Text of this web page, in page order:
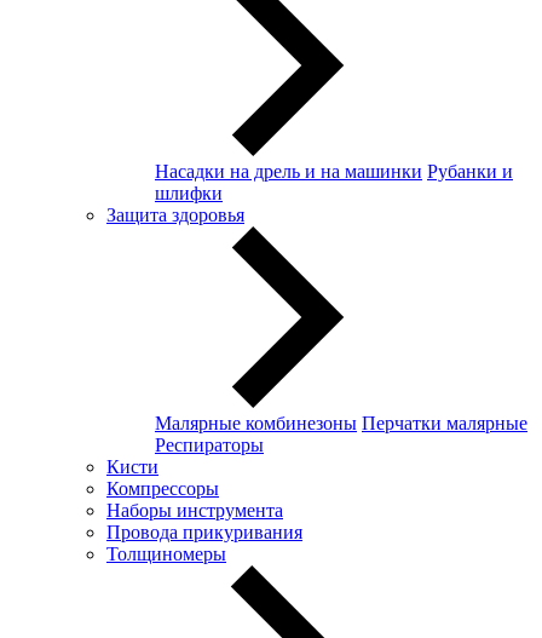
Насадки на дрель и на машинки Рубанки и
шлифки
Защита здоровья
Малярные комбинезоны Перчатки малярные
Респираторы
Кисти
Компрессоры
Наборы инструмента
Провода прикуривания
Толщиномеры